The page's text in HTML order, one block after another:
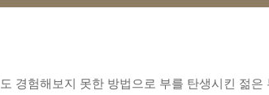
경험해보지 못한 방법으로 부를 탄생시킨 젊은